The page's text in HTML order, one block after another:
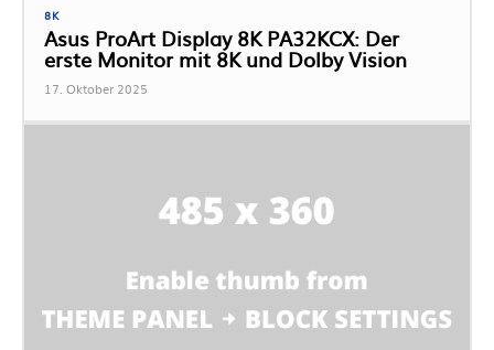
8K
Asus ProArt Display 8K PA32KCX: Der
erste Monitor mit 8K und Dolby Vision
17. Oktober 2025